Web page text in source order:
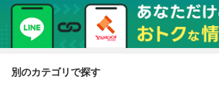
別のカテゴリで探す